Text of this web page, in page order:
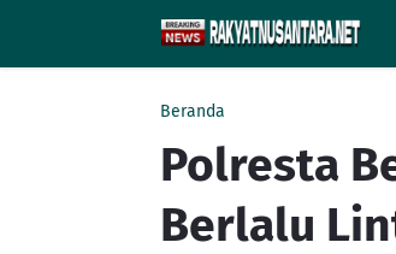
Beranda
Polresta
Berlalu